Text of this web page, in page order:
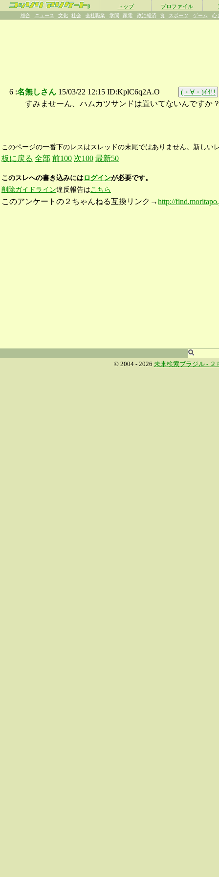
β トップ プロファイル
総合 ニュース 文化 社会 会社職業 学問 家電 政治経済 食 スポーツ ゲーム 心
6 :名無しさん 15/03/22 12:15 ID:KplC6q2A.O (・∀・)ｲｲ!!
すみませーん、ハムカツサンドは置いてないんですか
このページの一番下のレスはスレッドの末尾ではありません。新し
板に戻る 全部 前100 次100 最新50
このスレへの書き込みにはログインが必要です。
削除ガイドライン違反報告はこちら
このアンケートの２ちゃんねる互換リンク→http://
© 2004 - 2026 未来検索ブラジル - ２